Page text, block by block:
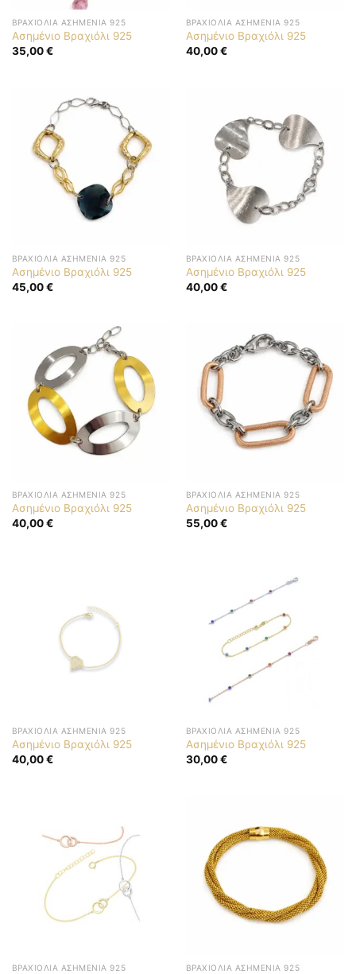
ΒΡΑΧΙΌΛΙΑ ΑΣΗΜΈΝΙΑ 925
Ασημένιο Βραχιόλι 925
35,00€
ΒΡΑΧΙΌΛΙΑ ΑΣΗΜΈΝΙΑ 925
Ασημένιο Βραχιόλι 925
40,00€
ΒΡΑΧΙΌΛΙΑ ΑΣΗΜΈΝΙΑ 925
Ασημένιο Βραχιόλι 925
45,00€
ΒΡΑΧΙΌΛΙΑ ΑΣΗΜΈΝΙΑ 925
Ασημένιο Βραχιόλι 925
40,00€
ΒΡΑΧΙΌΛΙΑ ΑΣΗΜΈΝΙΑ 925
Ασημένιο Βραχιόλι 925
40,00€
ΒΡΑΧΙΌΛΙΑ ΑΣΗΜΈΝΙΑ 925
Ασημένιο Βραχιόλι 925
55,00€
ΒΡΑΧΙΌΛΙΑ ΑΣΗΜΈΝΙΑ 925
Ασημένιο Βραχιόλι 925
40,00€
ΒΡΑΧΙΌΛΙΑ ΑΣΗΜΈΝΙΑ 925
Ασημένιο Βραχιόλι 925
30,00€
ΒΡΑΧΙΌΛΙΑ ΑΣΗΜΈΝΙΑ 925 ΒΡΑΧΙΌΛΙΑ ΑΣΗΜΈΝΙΑ 925